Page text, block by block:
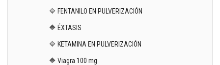
🔷 FENTANILO EN PULVERIZACIÓN
🔷 ÉXTASIS
🔷 KETAMINA EN PULVERIZACIÓN
🔷 Viagra 100 mg